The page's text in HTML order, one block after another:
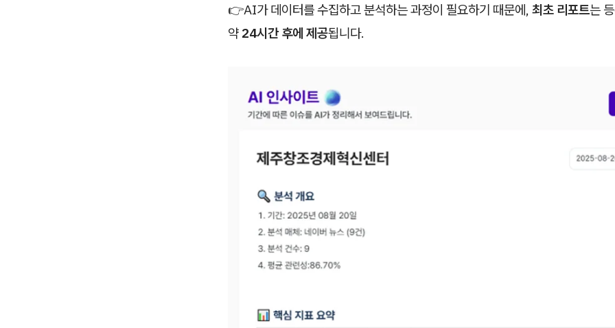
👉AI가 데이터를 수집하고 분석하는 과정이 필요하기 때문에, 최초 리포트는
약 24시간 후에 제공됩니다.